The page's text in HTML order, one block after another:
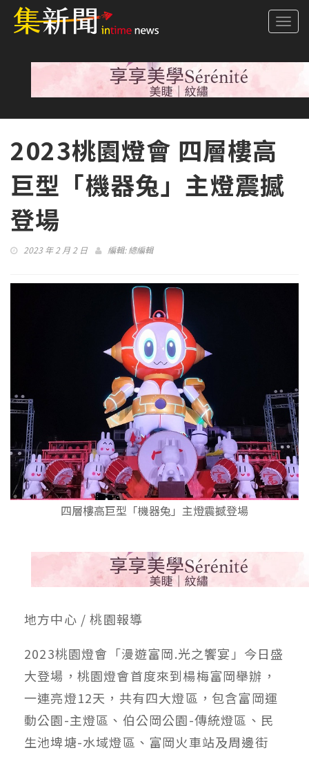
2023桃園燈會 四層樓高
巨型「機器兔」主燈震撼
登場
2023 年 2 月 2 日 編輯:總編輯
四層樓高巨型「機器兔」主燈震撼登場
地方中心 / 桃園報導
2023桃園燈會「漫遊富岡.光之饗宴」今日盛
大登場，桃園燈會首度來到楊梅富岡舉辦，
一連亮燈12天，共有四大燈區，包含富岡運
動公園-主燈區、伯公岡公園-傳統燈區、民
生池埤塘-水域燈區、富岡火車站及周邊街